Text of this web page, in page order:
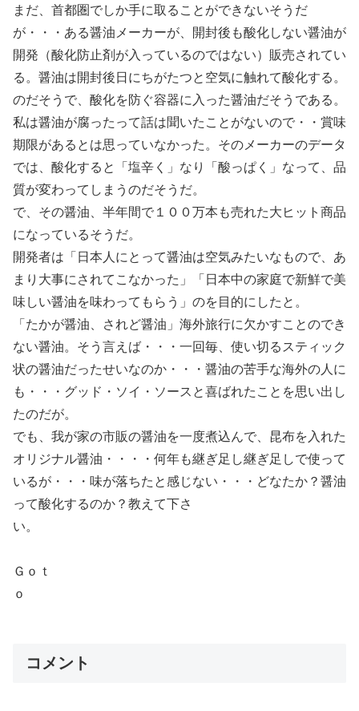
まだ、首都圏でしか手に取ることができないそうだ
が・・・ある醤油メーカーが、開封後も酸化しない醤油が
開発（酸化防止剤が入っているのではない）販売されてい
る。醤油は開封後日にちがたつと空気に触れて酸化する。
のだそうで、酸化を防ぐ容器に入った醤油だそうである。
私は醤油が腐ったって話は聞いたことがないので・・賞味
期限があるとは思っていなかった。そのメーカーのデータ
では、酸化すると「塩辛く」なり「酸っぱく」なって、品
質が変わってしまうのだそうだ。
で、その醤油、半年間で１００万本も売れた大ヒット商品
になっているそうだ。
開発者は「日本人にとって醤油は空気みたいなもので、あ
まり大事にされてこなかった」「日本中の家庭で新鮮で美
味しい醤油を味わってもらう」のを目的にしたと。
「たかが醤油、されど醤油」海外旅行に欠かすことのでき
ない醤油。そう言えば・・・一回毎、使い切るスティック
状の醤油だったせいなのか・・・醤油の苦手な海外の人に
も・・・グッド・ソイ・ソースと喜ばれたことを思い出し
たのだが。
でも、我が家の市販の醤油を一度煮込んで、昆布を入れた
オリジナル醤油・・・・何年も継ぎ足し継ぎ足しで使って
いるが・・・味が落ちたと感じない・・・どなたか？醤油
って酸化するのか？教えて下さ
い。
Ｇｏｔ
ｏ
コメント